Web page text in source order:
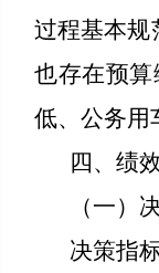
过程基本规
也存在预
低、公务用
四、绩
（一）
决策指